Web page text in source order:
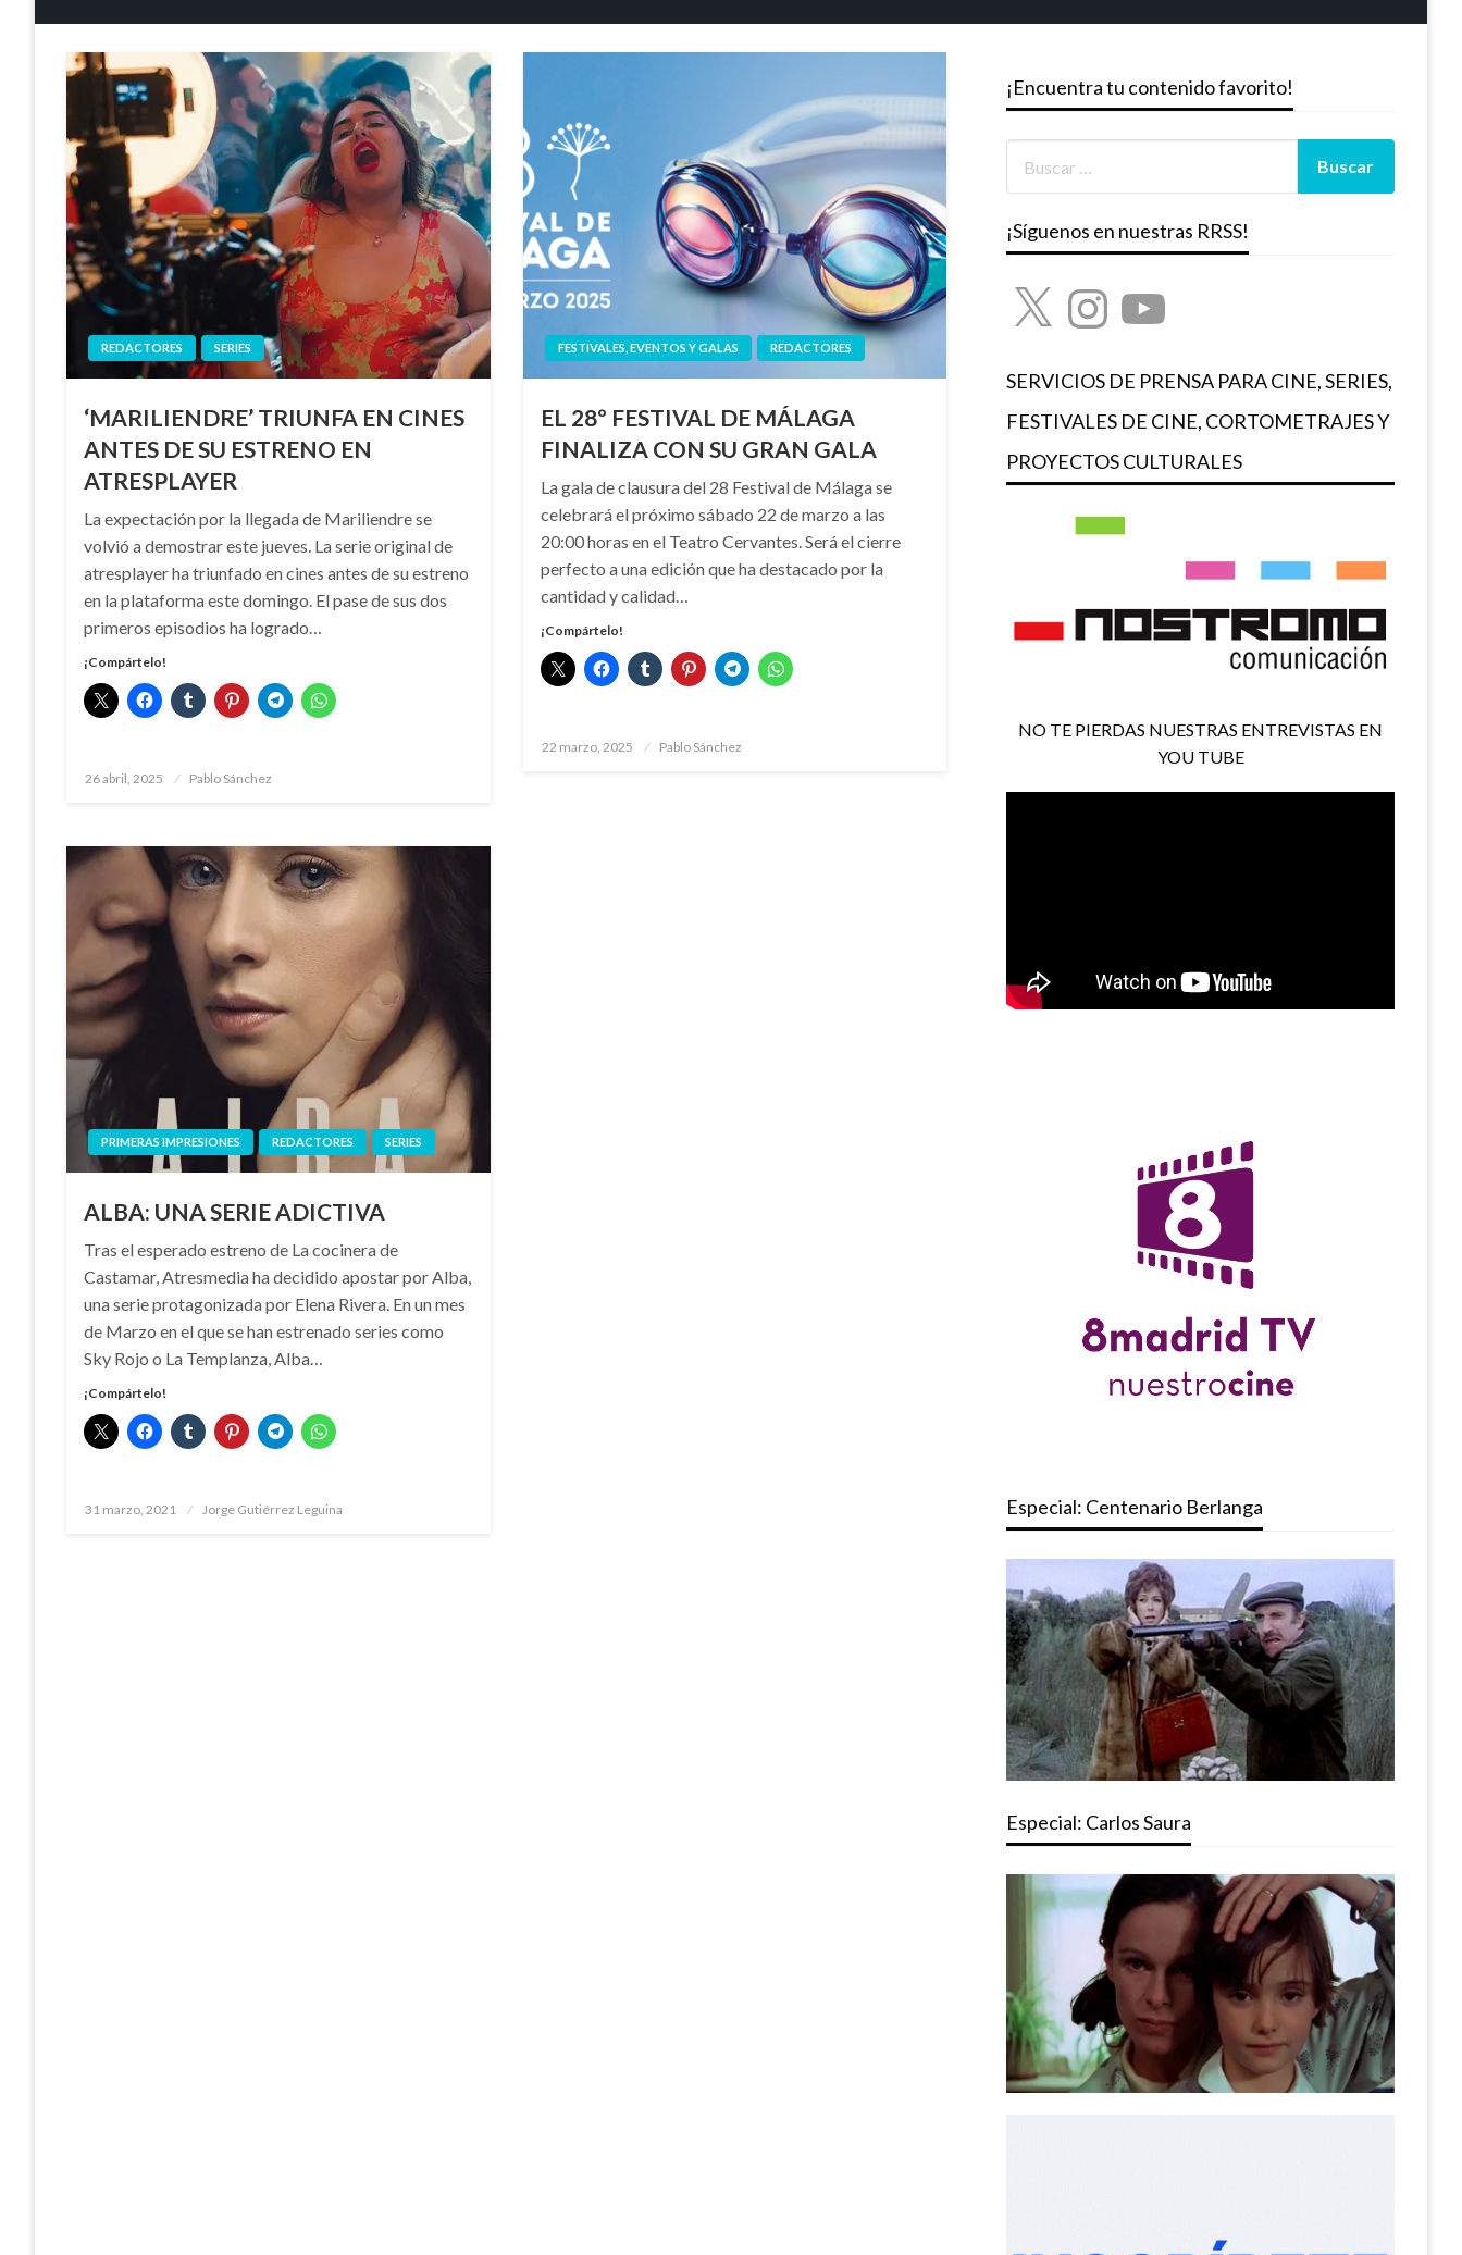
REDACTORES SERIES
‘MARILIENDRE’ TRIUNFA EN CINES
ANTES DE SU ESTRENO EN
ATRESPLAYER
La expectación por la llegada de Mariliendre se
volvió a demostrar este jueves. La serie original de
atresplayer ha triunfado en cines antes de su estreno
en la plataforma este domingo. El pase de sus dos
primeros episodios ha logrado…
¡Compártelo!
Publicado
26 abril, 2025 Pablo Sánchez
FESTIVALES, EVENTOS Y GALAS REDACTORES
EL 28º FESTIVAL DE MÁLAGA
FINALIZA CON SU GRAN GALA
La gala de clausura del 28 Festival de Málaga se
celebrará el próximo sábado 22 de marzo a las
20:00 horas en el Teatro Cervantes. Será el cierre
perfecto a una edición que ha destacado por la
cantidad y calidad…
¡Compártelo!
Publicado
22 marzo, 2025 Pablo Sánchez
PRIMERAS IMPRESIONES REDACTORES SERIES
ALBA: UNA SERIE ADICTIVA
Tras el esperado estreno de La cocinera de
Castamar, Atresmedia ha decidido apostar por Alba,
una serie protagonizada por Elena Rivera. En un mes
de Marzo en el que se han estrenado series como
Sky Rojo o La Templanza, Alba…
¡Compártelo!
Publicado
31 marzo, 2021 Jorge Gutiérrez Leguina
¡Encuentra tu contenido favorito!
¡Síguenos en nuestras RRSS!
X InstagramYouTube
SERVICIOS DE PRENSA PARA CINE, SERIES,
FESTIVALES DE CINE, CORTOMETRAJES Y
PROYECTOS CULTURALES
NO TE PIERDAS NUESTRAS ENTREVISTAS EN
YOU TUBE
Especial: Centenario Berlanga
Especial: Carlos Saura